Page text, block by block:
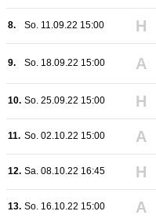
8. So. 11.09.22 15:00 H
9. So. 18.09.22 15:00 A
10. So. 25.09.22 15:00 H
11. So. 02.10.22 15:00 A
12. Sa. 08.10.22 16:45 H
13. So. 16.10.22 15:00 A